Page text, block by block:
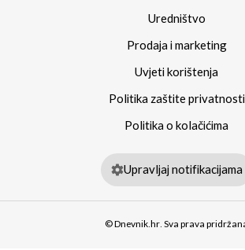
Uredništvo
Prodaja i marketing
Uvjeti korištenja
Politika zaštite privatnosti
Politika o kolačićima
Upravljaj notifikacijama
© Dnevnik.hr. Sva prava